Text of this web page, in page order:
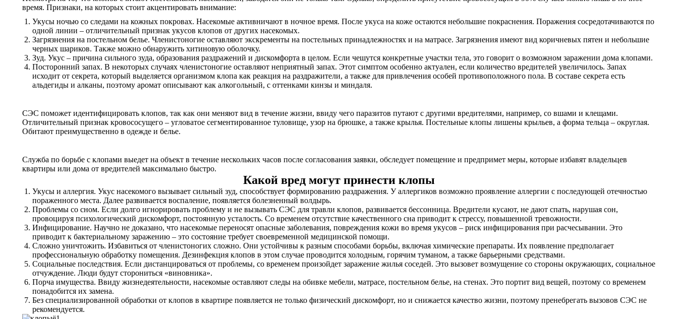
время. Признаки, на которых стоит акцентировать внимание:
Укусы ночью со следами на кожных покровах. Насекомые активничают в ночное время. После укуса на коже остаются небольшие покраснения. Поражения сосредотачиваются по
одной линии – отличительный признак укусов клопов от других насекомых.
Загрязнения на постельном белье. Членистоногие оставляют экскременты на постельных принадлежностях и на матрасе. Загрязнения имеют вид коричневых пятен и небольшие
черных шариков. Также можно обнаружить хитиновую оболочку.
Зуд. Укус – причина сильного зуда, образования раздражений и дискомфорта в целом. Если чешутся конкретные участки тела, это говорит о возможном заражении дома клопами.
Посторонний запах. В некоторых случаях членистоногие оставляют неприятный запах. Этот симптом особенно актуален, если количество вредителей увеличилось. Запах
исходит от секрета, который выделяется организмом клопа как реакция на раздражители, а также для привлечения особей противоположного пола. В составе секрета есть
альдегиды и алканы, поэтому аромат описывают как алкогольный, с оттенками кинзы и миндаля.
СЭС поможет идентифицировать клопов, так как они меняют вид в течение жизни, ввиду чего паразитов путают с другими вредителями, например, со вшами и клещами.
Отличительный признак кровососущего – угловатое сегментированное туловище, узор на брюшке, а также крылья. Постельные клопы лишены крыльев, а форма тельца – округлая.
Обитают преимущественно в одежде и белье.
Служба по борьбе с клопами выедет на объект в течение нескольких часов после согласования заявки, обследует помещение и предпримет меры, которые избавят владельцев
квартиры или дома от вредителей максимально быстро.
Какой вред могут принести клопы
Укусы и аллергия. Укус насекомого вызывает сильный зуд, способствует формированию раздражения. У аллергиков возможно проявление аллергии с последующей отечностью
пораженного места. Далее развивается воспаление, появляется болезненный волдырь.
Проблемы со сном. Если долго игнорировать проблему и не вызывать СЭС для травли клопов, развивается бессонница. Вредители кусают, не дают спать, нарушая сон,
провоцируя психологический дискомфорт, постоянную усталость. Со временем отсутствие качественного сна приводит к стрессу, повышенной тревожности.
Инфицирование. Научно не доказано, что насекомые переносят опасные заболевания, повреждения кожи во время укусов – риск инфицирования при расчесывании. Это
приводит к бактериальному заражению – это состояние требует своевременной медицинской помощи.
Сложно уничтожить. Избавиться от членистоногих сложно. Они устойчивы к разным способами борьбы, включая химические препараты. Их появление предполагает
профессиональную обработку помещения. Дезинфекция клопов в этом случае проводится холодным, горячим туманом, а также барьерными средствами.
Социальные последствия. Если дистанцироваться от проблемы, со временем произойдет заражение жилья соседей. Это вызовет возмущение со стороны окружающих, социальное
отчуждение. Люди будут сторониться «виновника».
Порча имущества. Ввиду жизнедеятельности, насекомые оставляют следы на обивке мебели, матрасе, постельном белье, на стенах. Это портит вид вещей, поэтому со временем
понадобится их замена.
Без специализированной обработки от клопов в квартире появляется не только физический дискомфорт, но и снижается качество жизни, поэтому пренебрегать вызовов СЭС не
рекомендуется.